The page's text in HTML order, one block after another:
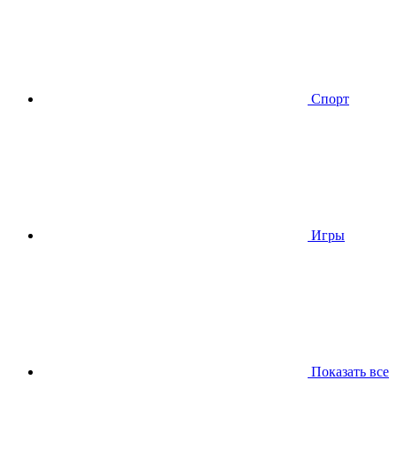
Спорт
Игры
Показать все